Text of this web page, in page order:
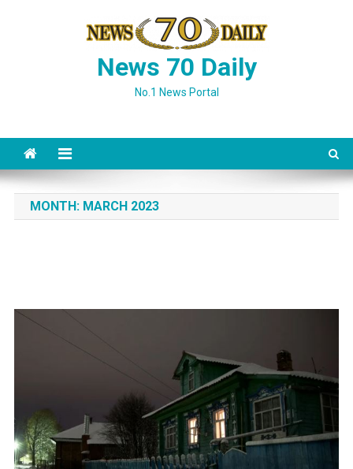
News 70 Daily
No.1 News Portal
MONTH: MARCH 2023